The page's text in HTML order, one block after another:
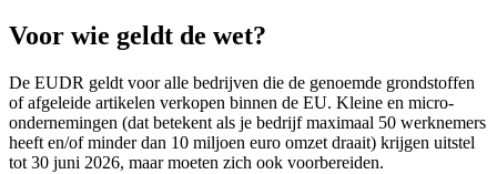
Voor wie geldt de wet?
De EUDR geldt voor alle bedrijven die de genoemde grondstoffen
of afgeleide artikelen verkopen binnen de EU. Kleine en micro-
ondernemingen (dat betekent als je bedrijf maximaal 50 werknemers
heeft en/of minder dan 10 miljoen euro omzet draait) krijgen uitstel
tot 30 juni 2026, maar moeten zich ook voorbereiden.